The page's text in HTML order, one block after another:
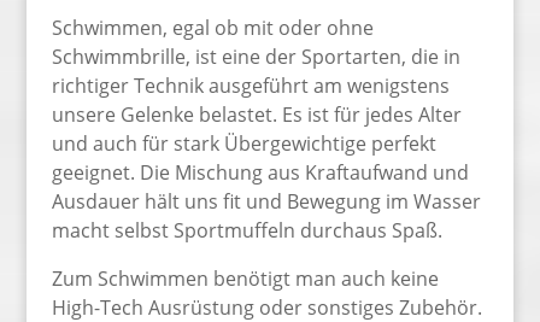
Schwimmen, egal ob mit oder ohne
Schwimmbrille, ist eine der Sportarten, die in
richtiger Technik ausgeführt am wenigstens
unsere Gelenke belastet. Es ist für jedes Alter
und auch für stark Übergewichtige perfekt
geeignet. Die Mischung aus Kraftaufwand und
Ausdauer hält uns fit und Bewegung im Wasser
macht selbst Sportmuffeln durchaus Spaß.
Zum Schwimmen benötigt man auch keine
High-Tech Ausrüstung oder sonstiges Zubehör.